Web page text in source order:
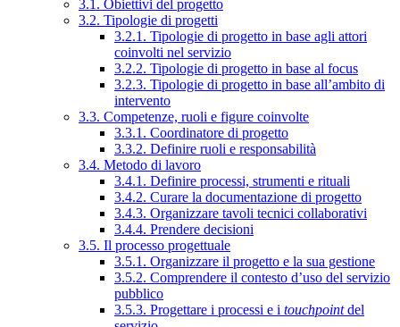
3.1. Obiettivi del progetto
3.2. Tipologie di progetti
3.2.1. Tipologie di progetto in base agli attori
coinvolti nel servizio
3.2.2. Tipologie di progetto in base al focus
3.2.3. Tipologie di progetto in base all’ambito di
intervento
3.3. Competenze, ruoli e figure coinvolte
3.3.1. Coordinatore di progetto
3.3.2. Definire ruoli e responsabilità
3.4. Metodo di lavoro
3.4.1. Definire processi, strumenti e rituali
3.4.2. Curare la documentazione di progetto
3.4.3. Organizzare tavoli tecnici collaborativi
3.4.4. Prendere decisioni
3.5. Il processo progettuale
3.5.1. Organizzare il progetto e la sua gestione
3.5.2. Comprendere il contesto d’uso del servizio
pubblico
3.5.3. Progettare i processi e i touchpointdel